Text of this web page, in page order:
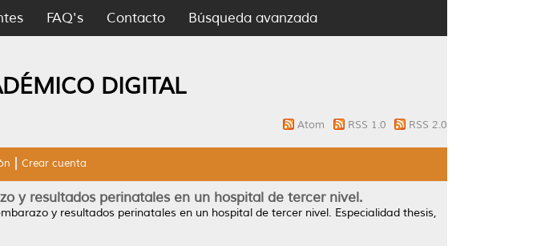
FAQ's Contacto Búsqueda avanzada
DIGITAL
Atom RSS 1.0 RSS 2.0
Crear cuenta
y resultados perinatales en un hospital de tercer nivel.
y resultados perinatales en un hospital de tercer nivel. Especialidad thesis,